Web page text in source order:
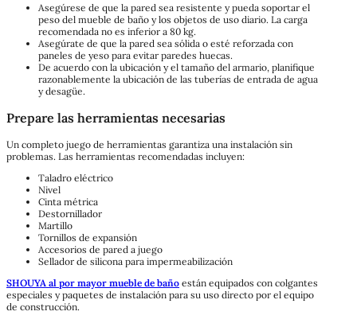
Asegúrese de que la pared sea resistente y pueda soportar el
peso del mueble de baño y los objetos de uso diario. La carga
recomendada no es inferior a 80 kg.
Asegúrate de que la pared sea sólida o esté reforzada con
paneles de yeso para evitar paredes huecas.
De acuerdo con la ubicación y el tamaño del armario, planifique
razonablemente la ubicación de las tuberías de entrada de agua
y desagüe.
Prepare las herramientas necesarias
Un completo juego de herramientas garantiza una instalación sin
problemas. Las herramientas recomendadas incluyen:
Taladro eléctrico
Nivel
Cinta métrica
Destornillador
Martillo
Tornillos de expansión
Accesorios de pared a juego
Sellador de silicona para impermeabilización
SHOUYA al por mayor mueble de baño están equipados con colgantes
especiales y paquetes de instalación para su uso directo por el equipo
de construcción.